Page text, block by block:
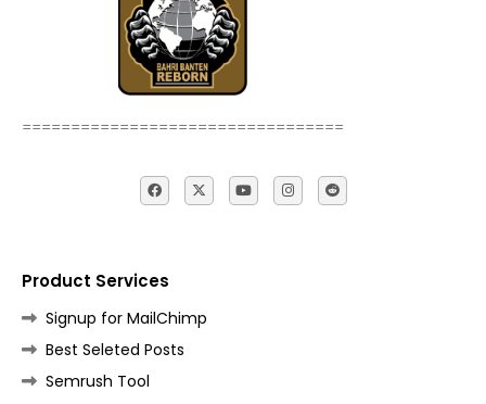
=================================
Product Services
Signup for MailChimp
Best Seleted Posts
Semrush Tool